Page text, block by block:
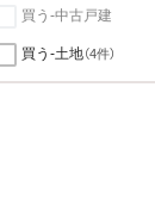
買う-中古戸建
買う-土地（4件）